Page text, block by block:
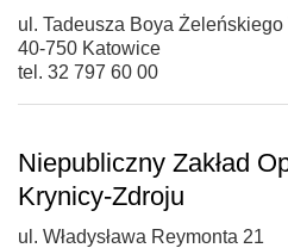
ul. Tadeusza Boya Żeleńskiego
40-750 Katowice
tel. 32 797 60 00
Niepubliczny Zakład
Krynicy-Zdroju
ul. Władysława Reymonta 21